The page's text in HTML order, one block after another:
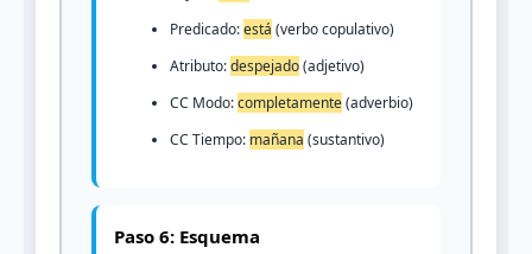
Predicado:está (verbo copulativo)
Atributo:despejado(adjetivo)
CC Modo:completamente(adverbio)
CC Tiempo: mañana (sustantivo)
Paso 6: Esquema